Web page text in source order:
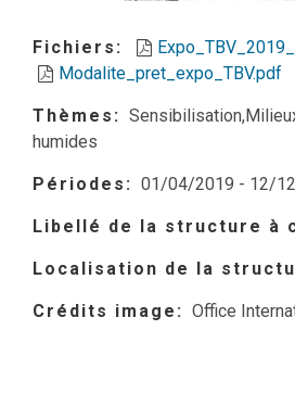
Fichiers
Modalite_pret_expo_TBV.pdf
Thèmes
humides
Périodes 01/04/2019 - 12/
Libellé de la structure à
Localisation de la
Crédits image Office